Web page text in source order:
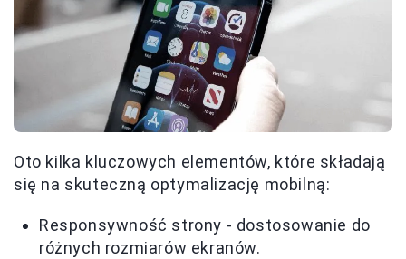
Oto kilka kluczowych elementów, które składają
się na skuteczną optymalizację mobilną:
Responsywność strony - dostosowanie do
różnych rozmiarów ekranów.